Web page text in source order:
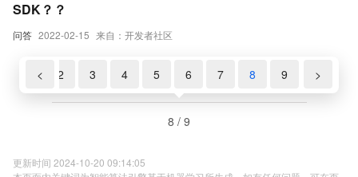
问答 2022-02-15 来自：开发者社区
SDK？？
< 2 3 4 5 6 7 8 9 >
8 / 9
更新时间 2024-10-20 09:14:05